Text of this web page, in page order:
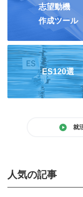
志望動機
作成ツール
ES120選
就
人気の記事